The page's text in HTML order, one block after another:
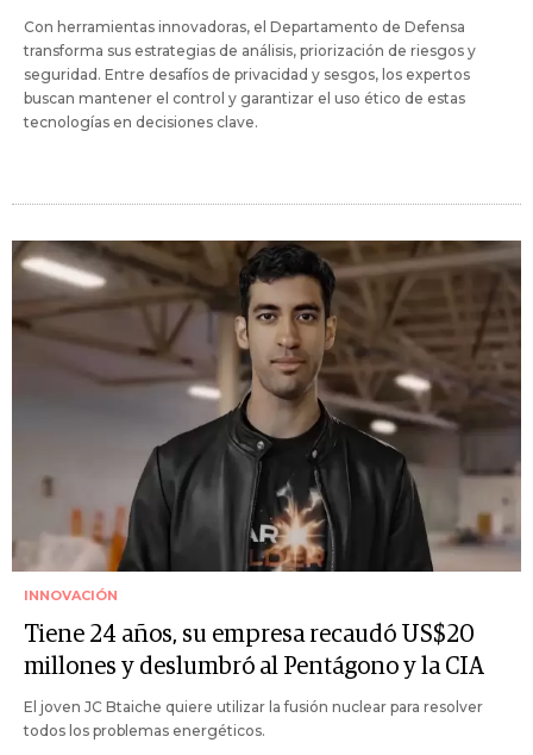
Con herramientas innovadoras, el Departamento de Defensa
transforma sus estrategias de análisis, priorización de riesgos y
seguridad. Entre desafíos de privacidad y sesgos, los expertos
buscan mantener el control y garantizar el uso ético de estas
tecnologías en decisiones clave.
INNOVACIÓN
Tiene 24 años, su empresa recaudó US$20
millones y deslumbró al Pentágono y la CIA
El joven JC Btaiche quiere utilizar la fusión nuclear para resolver
todos los problemas energéticos.